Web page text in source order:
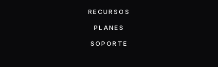
RECURSOS
PLANES
SOPORTE